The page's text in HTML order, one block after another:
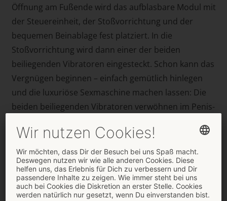
Öffnung am Fußende wird das aufblasbare Modul mit
der Steuereinheit, der Stoßvorrichtung und der
bequemen Beinablage fest platziert. In die
Stoßvorrichtung wird dann einer der beiden
beiliegenden Vibratoren eingesteckt. Schon kann das
Vergnügen beginnen – einfach gemütlich hinlegen
und die luxuriöse Sexmaschine machen lassen: Die
beiden beiliegenden Vibratoren verwöhnen im Penis-
Äderung. Jeder Vibrator ist angenehm flexibel und
mit hautgeschmeidiger Oberfläche gefertigt für das
pure Naturgefühl. Mit der Steckvorrichtung am Fuß
sind sie jeweils schnell in die Sexmaschine montiert
und ausgetauscht. 3 kombinierte Stoß- und